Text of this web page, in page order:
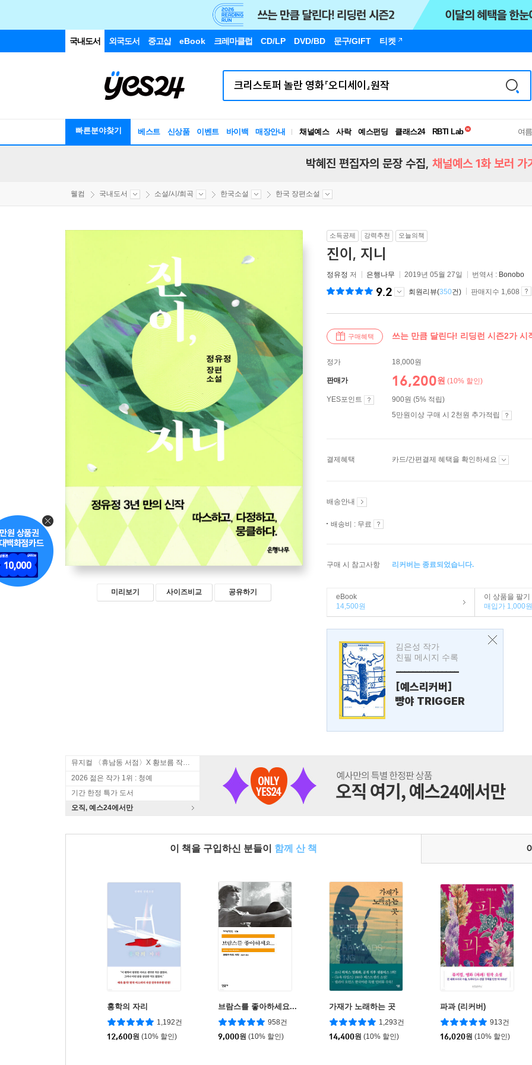
국내도서 외국도서 중고샵 eBook 크레마클럽 CD/LP DVD/BD 문구/GIFT 티켓
빠른분야찾기 베스트 신상품 이벤트 바이백 매장안내 채널예스 사락 예스펀딩 클래스24
RBTI Lab
독서유형검사
여
박혜진 편집자의 문장 수집, 채널예스 1화 보러 가
웰컴 국내도서 소설/시/희곡 한국소설 한국 장편소설
미리보기 사이즈비교 공유하기
소득공제 강력추천 오늘의책
진이, 지니
정유정 저 은행나무 2019년 05월 27일 번역서 : Bonobo
9.2 회원리뷰(350건) 판매지수 1,608
구매혜택 쓰는 만큼 달린다! 리딩런 시즌2가 시
정가 18,000원
판매가 16,200원 (10% 할인)
YES포인트
900원 (5% 적립)
5만원이상 구매 시 2천원 추가적립
결제혜택 카드/간편결제 혜택을 확인하세요
배송안내
배송비 : 무료
구매 시 참고사항 리커버는 종료되었습니다.
eBook
14,500원
이 상품을 팔기
매입가 1,000원
김은성 작가
친필 메시지 수록
---------------
[예스리커버]
빵야 TRIGGER
뮤지컬 〈휴남동 서점〉X 황보름 작가 북토크
2026 젊은 작가 1위 : 청예
기간 한정 특가 도서
오직, 예스24에서만
이 책을 구입하신 분들이 함께 산 책
홍학의 자리
1,192건
12,600원 (10% 할인)
브람스를 좋아하세요...
958건
9,000원 (10% 할인)
가재가 노래하는 곳
1,293건
14,400원 (10% 할인)
파과 (리커버)
913건
16,020원 (10% 할인)